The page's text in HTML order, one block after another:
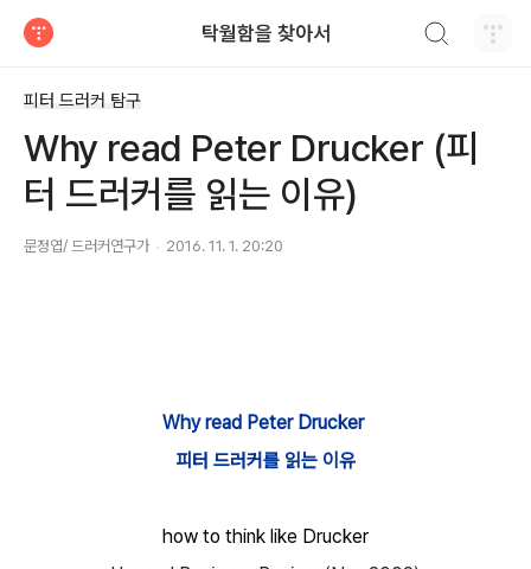
탁월함을 찾아서
피터 드러커 탐구
Why read Peter Drucker (피
터 드러커를 읽는 이유)
문정엽/ 드러커연구가 2016. 11. 1. 20:20
Why read Peter Drucker
피터 드러커를 읽는 이유
how to think like Drucker